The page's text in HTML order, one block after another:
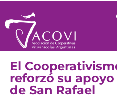
El
reforzó su
de San Rafael